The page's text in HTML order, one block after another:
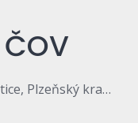
Nepomucká 1140, 33401 Přeštice, Plzeňský kraj, Česko